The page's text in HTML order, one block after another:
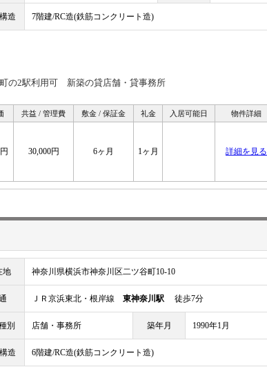
造 7階建/RC造(鉄筋コンクリート造)
の2駅利用可 新築の貸店舗・貸事務所
共益 / 管理費 敷金 / 保証金 礼金 入居可能日 物件詳細
30,000円 6ヶ月 1ヶ月 詳細を見る
地 神奈川県横浜市神奈川区二ツ谷町10-10
ＪＲ京浜東北・根岸線 東神奈川駅 徒歩7分
別 店舗・事務所 築年月 1990年1月
造 6階建/RC造(鉄筋コンクリート造)